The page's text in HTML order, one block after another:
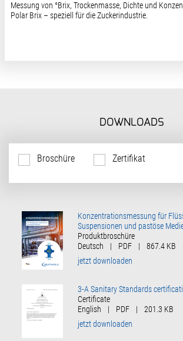
Messung von °Brix, Trockenmasse, Dichte und
Polar Brix – speziell für die Zuckerindustrie.
DOWNLOADS
Broschüre Zertifikat
Konzentrationsmessung für
Suspensionen und pastöse
Produktbroschüre
Deutsch
| PDF |
867.4 KB
jetzt downloaden
3-A Sanitary Standards
Certificate
English
| PDF |
201.3 KB
jetzt downloaden